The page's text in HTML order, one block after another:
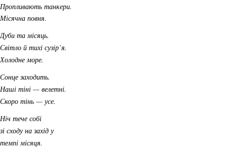
Пропливають танкери.
Місячна повня.
Дуби та місяць.
Світло й тихі сузір’я.
Холодне море.
Сонце заходить.
Наші тіні — велетні.
Скоро тінь — усе.
Ніч тече собі
зі сходу на захід у
темпі місяця.